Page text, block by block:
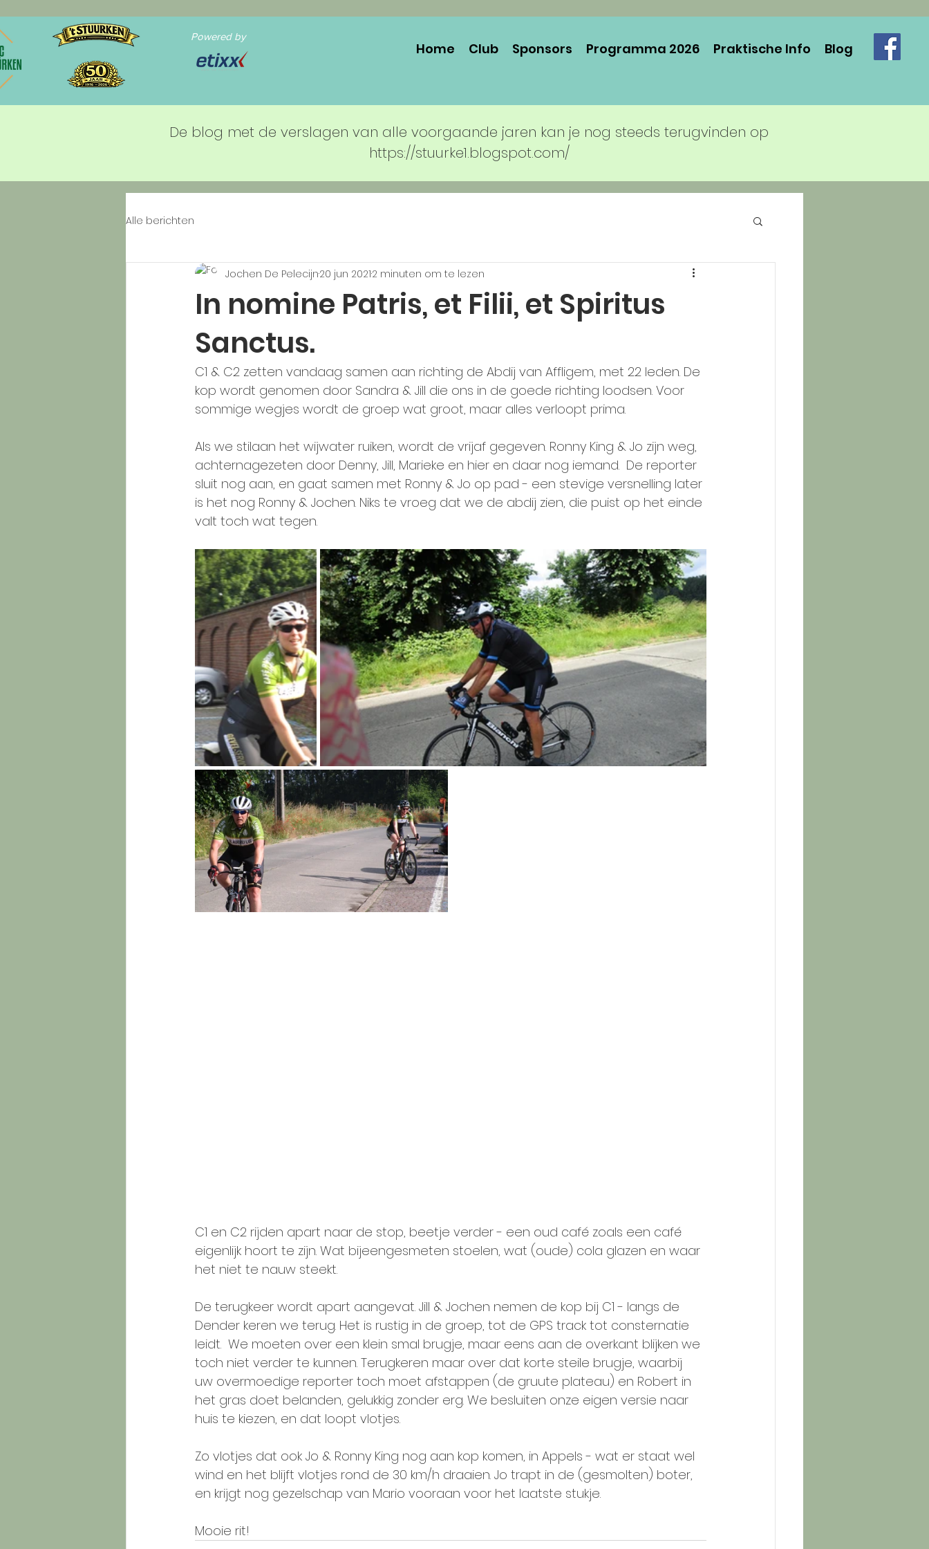
Powered by
Home Club Sponsors Programma 2026 Praktische Info Blog
De blog met de verslagen van alle voorgaande jaren kan je nog steeds terugvinden op
https://stuurke1.blogspot.com/
Alle berichten
In nomine Patris, et Filii, et Spiritus
Sanctus.
Jochen De Pelecijn20 jun 20212 minuten om te lezen
C1 & C2 zetten vandaag samen aan richting de Abdij van Affligem, met 22 leden. De
kop wordt genomen door Sandra & Jill die ons in de goede richting loodsen. Voor
sommige wegjes wordt de groep wat groot, maar alles verloopt prima.
Als we stilaan het wijwater ruiken, wordt de vrijaf gegeven. Ronny King & Jo zijn weg,
achternagezeten door Denny, Jill, Marieke en hier en daar nog iemand.  De reporter
sluit nog aan, en gaat samen met Ronny & Jo op pad - een stevige versnelling later
is het nog Ronny & Jochen. Niks te vroeg dat we de abdij zien, die puist op het einde
valt toch wat tegen.
C1 en C2 rijden apart naar de stop, beetje verder - een oud café zoals een café
eigenlijk hoort te zijn. Wat bijeengesmeten stoelen, wat (oude) cola glazen en waar
het niet te nauw steekt.
De terugkeer wordt apart aangevat. Jill & Jochen nemen de kop bij C1 - langs de
Dender keren we terug. Het is rustig in de groep, tot de GPS track tot consternatie
leidt.  We moeten over een klein smal brugje, maar eens aan de overkant blijken we
toch niet verder te kunnen. Terugkeren maar over dat korte steile brugje, waarbij
uw overmoedige reporter toch moet afstappen (de gruute plateau) en Robert in
het gras doet belanden, gelukkig zonder erg. We besluiten onze eigen versie naar
huis te kiezen, en dat loopt vlotjes.
Zo vlotjes dat ook Jo & Ronny King nog aan kop komen, in Appels - wat er staat wel
wind en het blijft vlotjes rond de 30 km/h draaien. Jo trapt in de (gesmolten) boter,
en krijgt nog gezelschap van Mario vooraan voor het laatste stukje.
Mooie rit!